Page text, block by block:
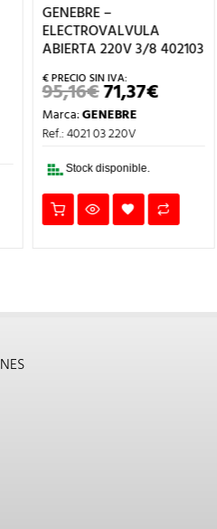
GENEBRE –
ELECTROVALVULA
ABIERTA 220V 3/8 402103
95,16€EL
PRECIO
ORIGINAL
ERA:
71,37€EL
PRECIO
Marca:GENEBRE
Ref.: 4021 03 220V
Stock disponible.